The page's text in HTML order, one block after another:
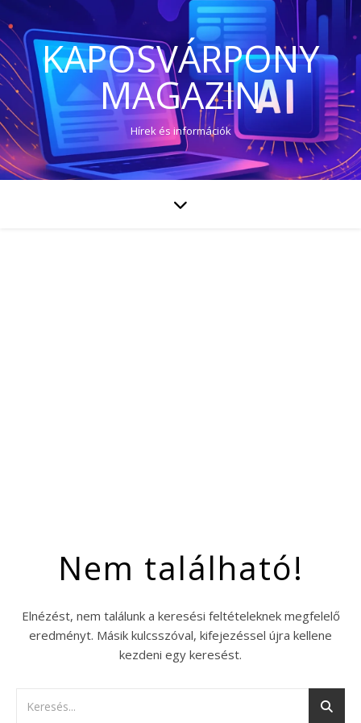
KAPOSVÁRPONY
MAGAZIN
Hírek és információk
Nem található!
Elnézést, nem találunk a keresési feltételeknek megfelelő
eredményt. Másik kulcsszóval, kifejezéssel újra kellene
kezdeni egy keresést.